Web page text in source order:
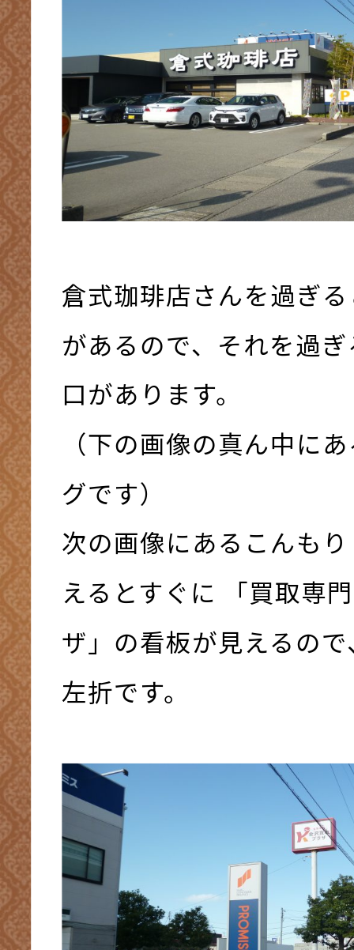
倉式珈琲店さんを過ぎ
があるので、それを過
口があります。
（下の画像の真ん中に
グです）
次の画像にあるこんも
えるとすぐに 「買取専
ザ」の看板が見えるの
左折です。